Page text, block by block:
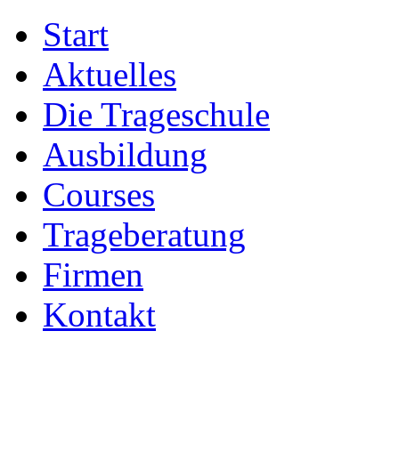
Start
Aktuelles
Die Trageschule
Ausbildung
Courses
Trageberatung
Firmen
Kontakt